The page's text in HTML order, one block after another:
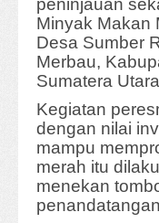
peninjauan
Minyak Makan
Desa Sumber
Merbau,
Sumatera
Kegiatan
dengan nilai
mampu
merah itu
menekan